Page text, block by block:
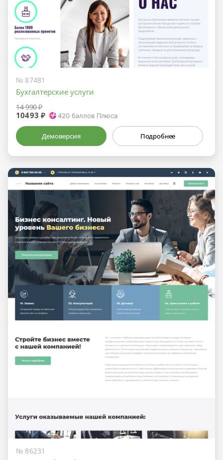
№ 87481
Бухгалтерские услуги
14 990 ₽
10493 ₽ 420 баллов Плюса
Демоверсия Подробнее
№ 86231